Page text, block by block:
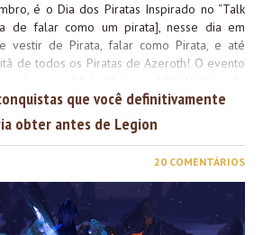
é o Dia dos Piratas Inspirado no “Talk
de falar como um pirata], nesse dia em
vestir de Pirata, falar como Pirata, e até
de todos os Piratas de Azeroth! O evento
do evento e descolar a conquista “Te pago
dentro?“, e ver quais outras ~atrações~ o
do Dia dos Piratas. Além disso para este
você pode derrotar Ol’ Eary nadando em
e ele tem chance de dropar um
Insult Book. O saque não é garantido
imediatamente. Portanto junte seus amigos e
\o/ DO WHAT YOU WANT, ‘CAUSE A
que você definitivamente
obter antes de Legion
20 COMENTÁRIOS